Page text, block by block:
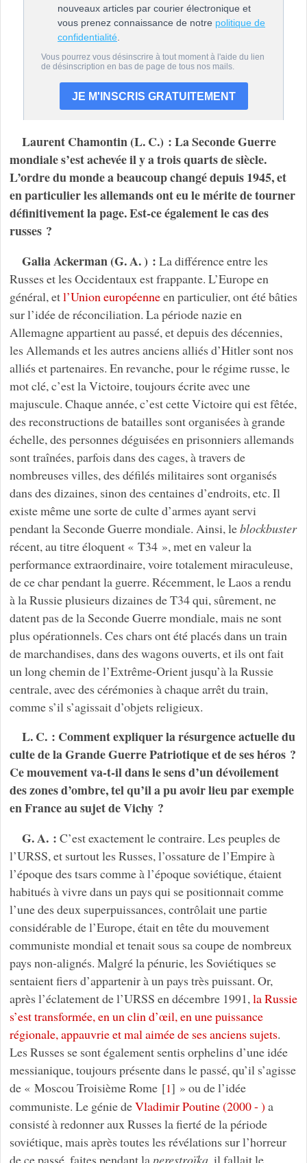
Laurent Chamontin (L. C.) : La Seconde Guerre
mondiale s’est achevée il y a trois quarts de siècle.
L’ordre du monde a beaucoup changé depuis 1945, et
en particulier les allemands ont eu le mérite de tourner
définitivement la page. Est-ce également le cas des
russes ?
Galia Ackerman (G. A. ) : La différence entre les
Russes et les Occidentaux est frappante. L’Europe en
général, etl’Union européenneen particulier, ont été bâties
sur l’idée de réconciliation. La période nazie en
Allemagne appartient au passé, et depuis des décennies,
les Allemands et les autres anciens alliés d’Hitler sont nos
alliés et partenaires. En revanche, pour le régime russe, le
mot clé, c’est la Victoire, toujours écrite avec une
majuscule. Chaque année, c’est cette Victoire qui est fêtée,
des reconstructions de batailles sont organisées à grande
échelle, des personnes déguisées en prisonniers allemands
sont traînées, parfois dans des cages, à travers de
nombreuses villes, des défilés militaires sont organisés
dans des dizaines, sinon des centaines d’endroits, etc. Il
existe même une sorte de culte d’armes ayant servi
pendant la Seconde Guerre mondiale. Ainsi, leblockbuster
récent, au titre éloquent « T34 », met en valeur la
performance extraordinaire, voire totalement miraculeuse,
de ce char pendant la guerre. Récemment, le Laos a rendu
à la Russie plusieurs dizaines de T34 qui, sûrement, ne
datent pas de la Seconde Guerre mondiale, mais ne sont
plus opérationnels. Ces chars ont été placés dans un train
de marchandises, dans des wagons ouverts, et ils ont fait
un long chemin de l’Extrême-Orient jusqu’à la Russie
centrale, avec des cérémonies à chaque arrêt du train,
comme s’il s’agissait d’objets religieux.
L. C. : Comment expliquer la résurgence actuelle du
culte de la Grande Guerre Patriotique et de ses héros ?
Ce mouvement va-t-il dans le sens d’un dévoilement
des zones d’ombre, tel qu’il a pu avoir lieu par exemple
en France au sujet de Vichy ?
G. A. : C’est exactement le contraire. Les peuples de
l’URSS, et surtout les Russes, l’ossature de l’Empire à
l’époque des tsars comme à l’époque soviétique, étaient
habitués à vivre dans un pays qui se positionnait comme
l’une des deux superpuissances, contrôlait une partie
considérable de l’Europe, était en tête du mouvement
communiste mondial et tenait sous sa coupe de nombreux
pays non-alignés. Malgré la pénurie, les Soviétiques se
sentaient fiers d’appartenir à un pays très puissant. Or,
après l’éclatement de l’URSS en décembre 1991,la Russie
s’est transformée, en un clin d’œil, en une puissance
régionale, appauvrie et mal aimée de ses anciens sujets.
Les Russes se sont également sentis orphelins d’une idée
messianique, toujours présente dans le passé, qu’il s’agisse
de « Moscou Troisième Rome[1] » ou de l’idée
communiste. Le génie deVladimir Poutine (2000 - ) a
consisté à redonner aux Russes la fierté de la période
soviétique, mais après toutes les révélations sur l’horreur